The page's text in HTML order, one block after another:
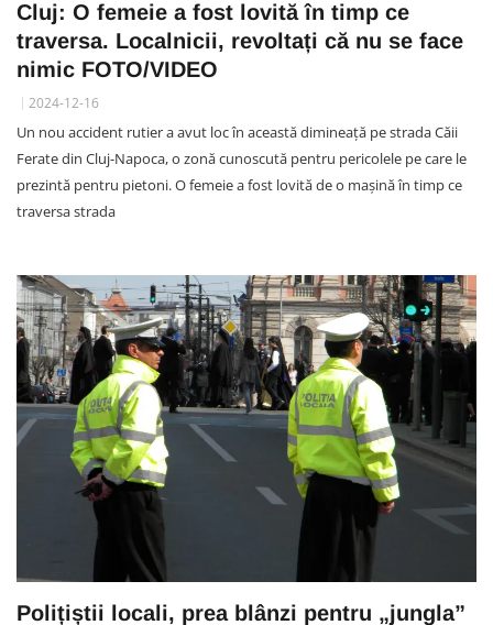
Cluj: O femeie a fost lovită în timp ce
traversa. Localnicii, revoltați că nu se face
nimic FOTO/VIDEO
2024-12-16
Un nou accident rutier a avut loc în această dimineață pe strada Căii
Ferate din Cluj-Napoca, o zonă cunoscută pentru pericolele pe care le
prezintă pentru pietoni. O femeie a fost lovită de o mașină în timp ce
traversa strada
Polițiștii locali, prea blânzi pentru „jungla”